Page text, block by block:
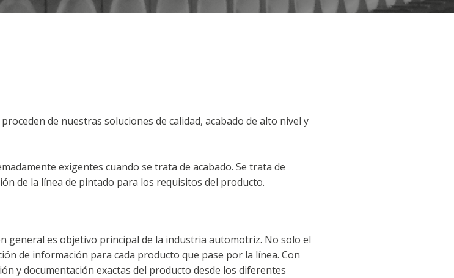
de nuestras soluciones de calidad, acabado de alto nivel y
exigentes cuando se trata de acabado. Se trata de
de la línea de pintado para los requisitos del producto.
general es objetivo principal de la industria automotriz. No solo el
de información para cada producto que pase por la línea. Con
y documentación exactas del producto desde los diferentes